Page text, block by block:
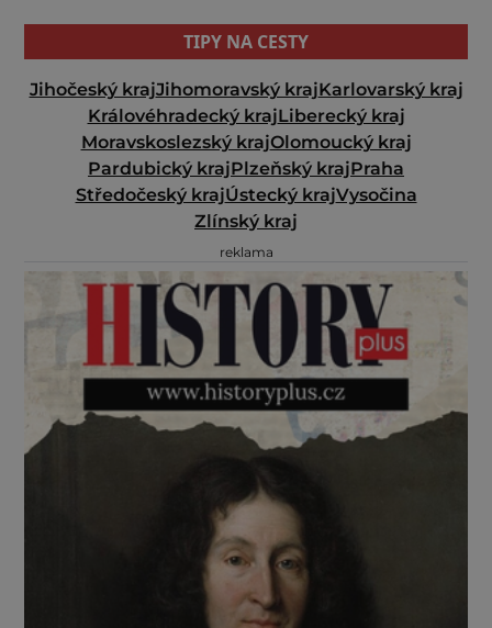
TIPY NA CESTY
Jihočeský krajJihomoravský krajKarlovarský kraj
Královéhradecký krajLiberecký kraj
Moravskoslezský krajOlomoucký kraj
Pardubický krajPlzeňský krajPraha
Středočeský krajÚstecký krajVysočina
Zlínský kraj
reklama